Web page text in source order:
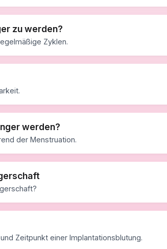
zu werden?
Zyklen.
werden?
der Menstruation.
Zeitpunkt einer Implantationsblutung.